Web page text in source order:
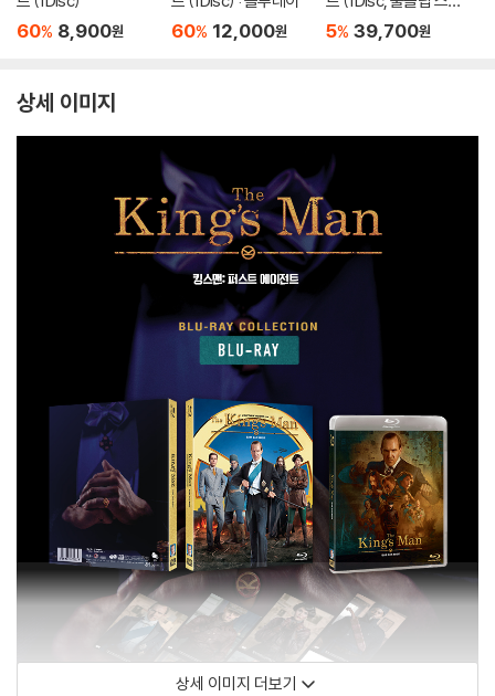
60% 8,900원 60% 12,000원
북) : 블루레이
5% 39,700원
상세 이미지
상세 이미지 더보기